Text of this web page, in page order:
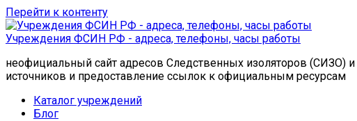
Перейти к контенту
Учреждения ФСИН РФ - адреса, телефоны, часы работы
неофициальный сайт адресов Следственных изоляторов (СИЗО)
источников и предоставление ссылок к официальным ресурсам
Каталог учреждений
Блог